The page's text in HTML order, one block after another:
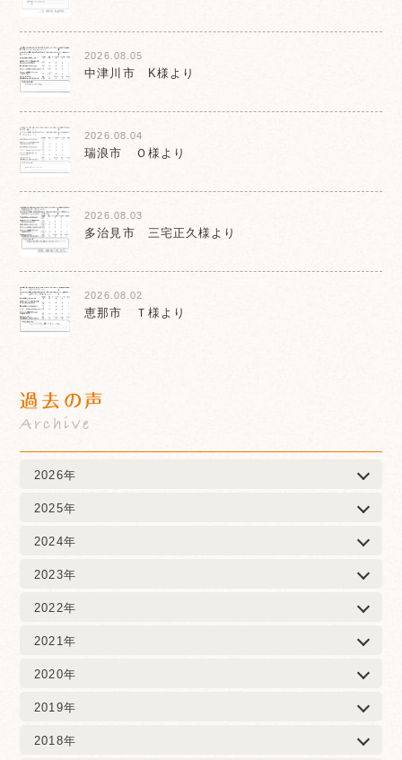
2026.08.05
中津川市 K様より
2026.08.04
瑞浪市 Ｏ様より
2026.08.03
多治見市 三宅正久様より
2026.08.02
恵那市 Ｔ様より
過去の声
Archive
2026年
2025年
2024年
2023年
2022年
2021年
2020年
2019年
2018年